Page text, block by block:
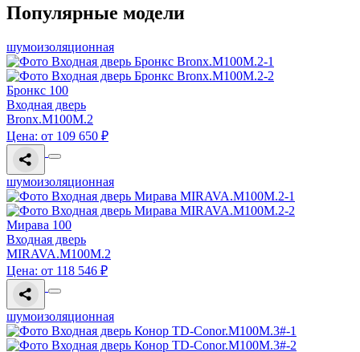
Популярные модели
шумоизоляционная
Бронкс 100
Входная дверь
Bronx.M100M.2
Цена: от 109 650 ₽
шумоизоляционная
Мирава 100
Входная дверь
MIRAVA.M100M.2
Цена: от 118 546 ₽
шумоизоляционная